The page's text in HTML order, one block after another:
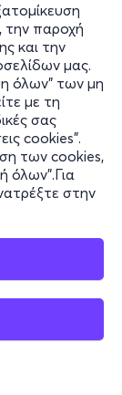
την παροχή
και την
μας.
όλων" των μη
με τη
σας
cookies".
των cookies,
όλων".Για
στην